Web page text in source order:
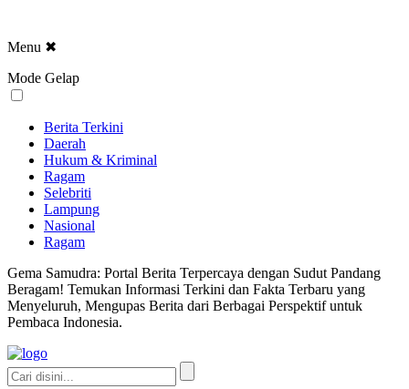
Menu ✖
Mode Gelap
Berita Terkini
Daerah
Hukum & Kriminal
Ragam
Selebriti
Lampung
Nasional
Ragam
Gema Samudra: Portal Berita Terpercaya dengan Sudut Pandang
Beragam! Temukan Informasi Terkini dan Fakta Terbaru yang
Menyeluruh, Mengupas Berita dari Berbagai Perspektif untuk
Pembaca Indonesia.